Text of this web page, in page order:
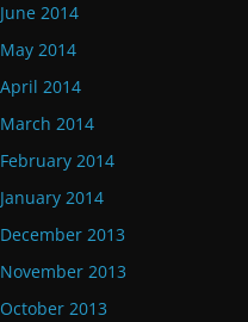
June 2014
May 2014
April 2014
March 2014
February 2014
January 2014
December 2013
November 2013
October 2013